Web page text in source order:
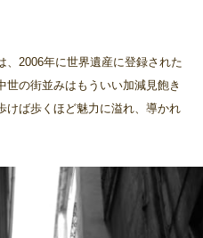
、2006年に世界遺産に登録された
世の街並みはもういい加減見飽き
けば歩くほど魅力に溢れ、導かれ